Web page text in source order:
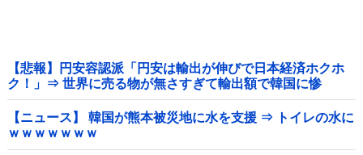
【悲報】円安容認派「円安は輸出が伸びで日本経済ホクホ
ク！」⇒ 世界に売る物が無さすぎて輸出額で韓国に惨
敗・・・
【ニュース】 韓国が熊本被災地に水を支援 ⇒ トイレの水に
ｗｗｗｗｗｗｗ